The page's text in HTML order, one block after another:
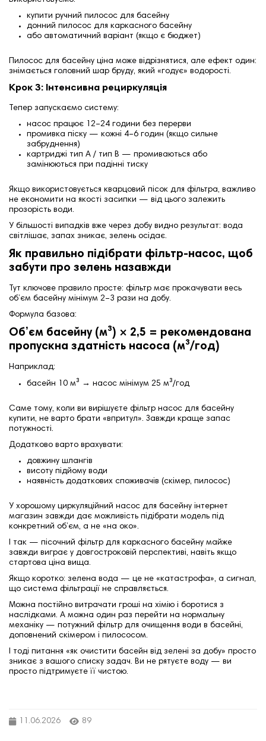
купити ручний пилосос для басейну
донний пилосос для каркасного басейну
або автоматичний варіант (якщо є бюджет)
Пилосос для басейну ціна може відрізнятися, але ефект один:
знімається головний шар бруду, який «годує» водорості.
Крок 3: Інтенсивна рециркуляція
Тепер запускаємо систему:
насос працює 12–24 години без перерви
промивка піску — кожні 4–6 годин (якщо сильне
забруднення)
картриджі тип А / тип В — промиваються або
замінюються при падінні тиску
Якщо використовується кварцовий пісок для фільтра, важливо
не економити на якості засипки — від цього залежить
прозорість води.
У більшості випадків вже через добу видно результат: вода
світлішає, запах зникає, зелень осідає.
Як правильно підібрати фільтр-насос, щоб
забути про зелень назавжди
Тут ключове правило просте: фільтр має прокачувати весь
об’єм басейну мінімум 2–3 рази на добу.
Формула базова:
Об’єм басейну (м³) × 2,5 = рекомендована
пропускна здатність насоса (м³/год)
Наприклад:
басейн 10 м³ → насос мінімум 25 м³/год
Саме тому, коли ви вирішуєте фільтр насос для басейну
купити, не варто брати «впритул». Завжди краще запас
потужності.
Додатково варто врахувати:
довжину шлангів
висоту підйому води
наявність додаткових споживачів (скімер, пилосос)
У хорошому циркуляційний насос для басейну інтернет
магазин завжди дає можливість підібрати модель під
конкретний об’єм, а не «на око».
І так — пісочний фільтр для каркасного басейну майже
завжди виграє у довгостроковій перспективі, навіть якщо
стартова ціна вища.
Якщо коротко: зелена вода — це не «катастрофа», а сигнал,
що система фільтрації не справляється.
Можна постійно витрачати гроші на хімію і боротися з
наслідками. А можна один раз перейти на нормальну
механіку — потужний фільтр для очищення води в басейні,
доповнений скімером і пилососом.
І тоді питання «як очистити басейн від зелені за добу» просто
зникає з вашого списку задач. Ви не рятуєте воду — ви
просто підтримуєте її чистою.
11.06.2026 89